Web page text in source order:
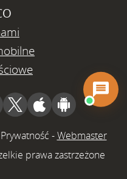
Prywatność -Webmaster
prawa zastrzeżone